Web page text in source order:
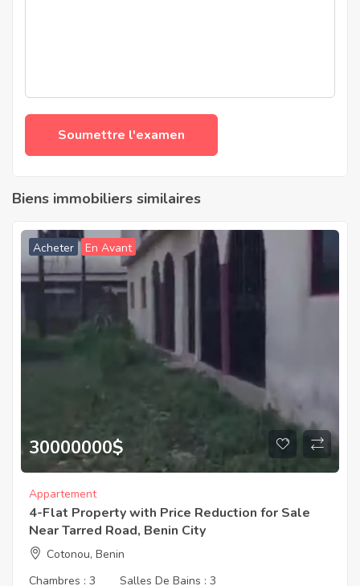
Biens immobiliers similaires
Acheter En Avant
30000000$
Appartement
4-Flat Property with Price Reduction for Sale
Near Tarred Road, Benin City
Cotonou, Benin
Chambres : 3 Salles De Bains : 3